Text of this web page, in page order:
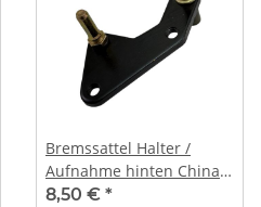
Bremssattel Halter /
Aufnahme hinten China
Roller 50-150cc
8,50 € *